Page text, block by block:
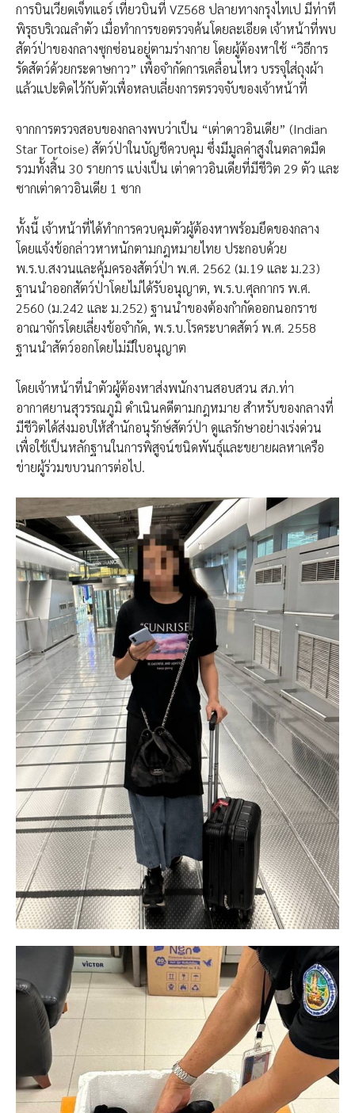
การบินเวียดเจ็ทแอร์ เที่ยวบินที่ VZ568 ปลายทางกรุงไทเป มีท่าที
พิรุธบริเวณลำตัว เมื่อทำการขอตรวจค้นโดยละเอียด เจ้าหน้าที่พบ
สัตว์ป่าของกลางซุกซ่อนอยู่ตามร่างกาย โดยผู้ต้องหาใช้ “วิธีการ
รัดสัตว์ด้วยกระดาษกาว” เพื่อจำกัดการเคลื่อนไหว บรรจุใส่ถุงผ้า
แล้วแปะติดไว้กับตัวเพื่อหลบเลี่ยงการตรวจจับของเจ้าหน้าที่
จากการตรวจสอบของกลางพบว่าเป็น “เต่าดาวอินเดีย” (Indian
Star Tortoise) สัตว์ป่าในบัญชีควบคุม ซึ่งมีมูลค่าสูงในตลาดมืด
รวมทั้งสิ้น 30 รายการ แบ่งเป็น เต่าดาวอินเดียที่มีชีวิต 29 ตัว และ
ซากเต่าดาวอินเดีย 1 ซาก
ทั้งนี้ เจ้าหน้าที่ได้ทำการควบคุมตัวผู้ต้องหาพร้อมยึดของกลาง
โดยแจ้งข้อกล่าวหาหนักตามกฎหมายไทย ประกอบด้วย
พ.ร.บ.สงวนและคุ้มครองสัตว์ป่า พ.ศ. 2562 (ม.19 และ ม.23)
ฐานนำออกสัตว์ป่าโดยไม่ได้รับอนุญาต, พ.ร.บ.ศุลกากร พ.ศ.
2560 (ม.242 และ ม.252) ฐานนำของต้องกำกัดออกนอกราช
อาณาจักรโดยเลี่ยงข้อจำกัด, พ.ร.บ.โรคระบาดสัตว์ พ.ศ. 2558
ฐานนำสัตว์ออกโดยไม่มีใบอนุญาต
โดยเจ้าหน้าที่นำตัวผู้ต้องหาส่งพนักงานสอบสวน สภ.ท่า
อากาศยานสุวรรณภูมิ ดำเนินคดีตามกฎหมาย สำหรับของกลางที่
มีชีวิตได้ส่งมอบให้สำนักอนุรักษ์สัตว์ป่า ดูแลรักษาอย่างเร่งด่วน
เพื่อใช้เป็นหลักฐานในการพิสูจน์ชนิดพันธุ์และขยายผลหาเครือ
ข่ายผู้ร่วมขบวนการต่อไป.